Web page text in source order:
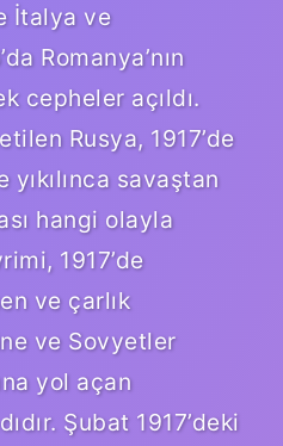
İtalya ve
Romanya’nın
cepheler açıldı.
Rusya, 1917’de
savaştan
hangi olayla
1917’de
ve çarlık
ve Sovyetler
yol açan
Şubat 1917’deki